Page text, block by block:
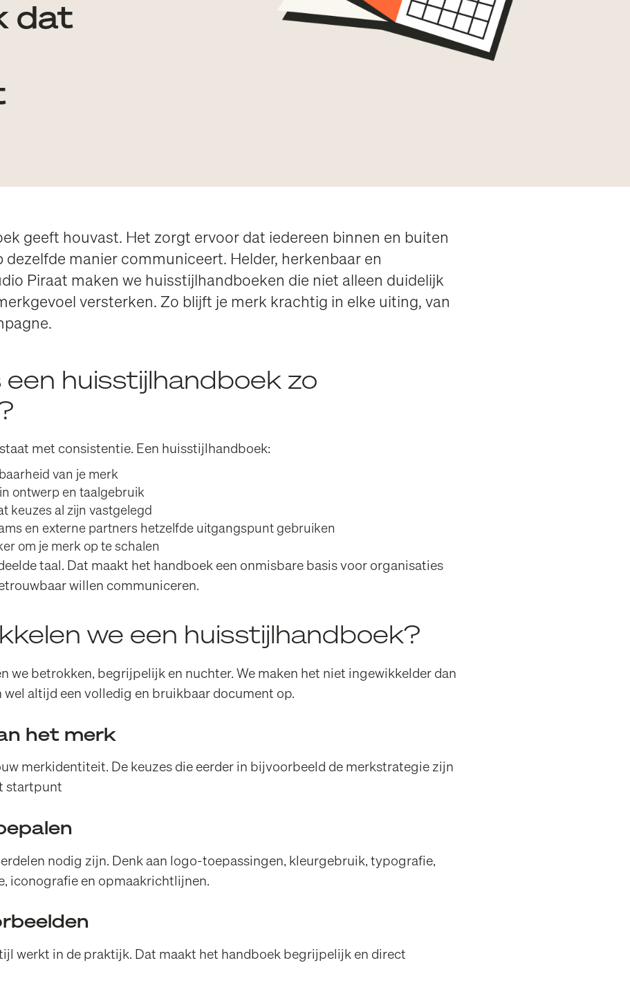
dat
geeft houvast. Het zorgt ervoor dat iedereen binnen en buiten
dezelfde manier communiceert. Helder, herkenbaar en
Piraat maken we huisstijlhandboeken die niet alleen duidelijk
versterken. Zo blijft je merk krachtig in elke uiting, van
een huisstijlhandboek zo
met consistentie. Een huisstijlhandboek:
van je merk
ontwerp en taalgebruik
keuzes al zijn vastgelegd
en externe partners hetzelfde uitgangspunt gebruiken
om je merk op te schalen
taal. Dat maakt het handboek een onmisbare basis voor organisaties
willen communiceren.
we een huisstijlhandboek?
we betrokken, begrijpelijk en nuchter. We maken het niet ingewikkelder dan
wel altijd een volledig en bruikbaar document op.
het merk
merkidentiteit. De keuzes die eerder in bijvoorbeeld de merkstrategie zijn
startpunt
nodig zijn. Denk aan logo-toepassingen, kleurgebruik, typografie,
iconografie en opmaakrichtlijnen.
werkt in de praktijk. Dat maakt het handboek begrijpelijk en direct